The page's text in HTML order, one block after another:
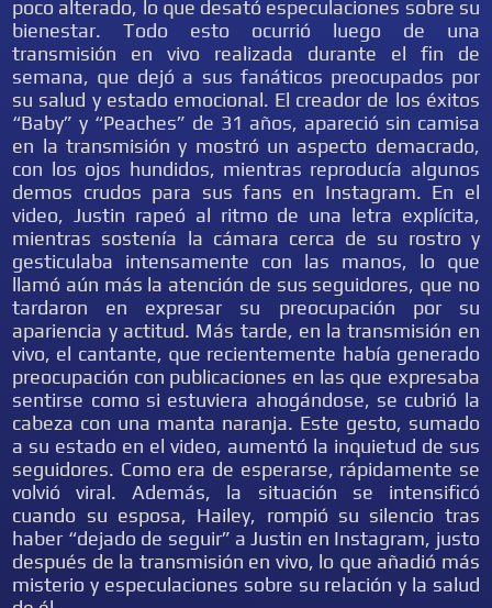
poco alterado, lo que desató especulaciones sobre su
bienestar. Todo esto ocurrió luego de una
transmisión en vivo realizada durante el fin de
semana, que dejó a sus fanáticos preocupados por
su salud y estado emocional. El creador de los éxitos
“Baby” y “Peaches” de 31 años, apareció sin camisa
en la transmisión y mostró un aspecto demacrado,
con los ojos hundidos, mientras reproducía algunos
demos crudos para sus fans en Instagram. En el
video, Justin rapeó al ritmo de una letra explícita,
mientras sostenía la cámara cerca de su rostro y
gesticulaba intensamente con las manos, lo que
llamó aún más la atención de sus seguidores, que no
tardaron en expresar su preocupación por su
apariencia y actitud. Más tarde, en la transmisión en
vivo, el cantante, que recientemente había generado
preocupación con publicaciones en las que expresaba
sentirse como si estuviera ahogándose, se cubrió la
cabeza con una manta naranja. Este gesto, sumado
a su estado en el video, aumentó la inquietud de sus
seguidores. Como era de esperarse, rápidamente se
volvió viral. Además, la situación se intensificó
cuando su esposa, Hailey, rompió su silencio tras
haber “dejado de seguir” a Justin en Instagram, justo
después de la transmisión en vivo, lo que añadió más
misterio y especulaciones sobre su relación y la salud